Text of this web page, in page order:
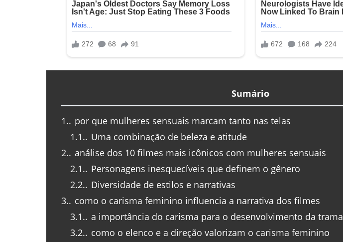
Sumário
1. por que mulheres sensuais marcam tanto nas telas
1.1. Uma combinação de beleza e atitude
2. análise dos 10 filmes mais icônicos com mulheres sensuais
2.1. Personagens inesquecíveis que definem o gênero
2.2. Diversidade de estilos e narrativas
3. como o carisma feminino influencia a narrativa dos filmes
3.1. a importância do carisma para o desenvolvimento da trama
3.2. como o elenco e a direção valorizam o carisma feminino